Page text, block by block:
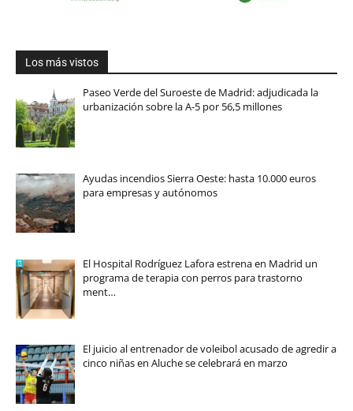
Los más vistos
Paseo Verde del Suroeste de Madrid: adjudicada la
urbanización sobre la A-5 por 56,5 millones
Ayudas incendios Sierra Oeste: hasta 10.000 euros
para empresas y autónomos
El Hospital Rodríguez Lafora estrena en Madrid un
programa de terapia con perros para trastorno
ment…
El juicio al entrenador de voleibol acusado de agredir a
cinco niñas en Aluche se celebrará en marzo